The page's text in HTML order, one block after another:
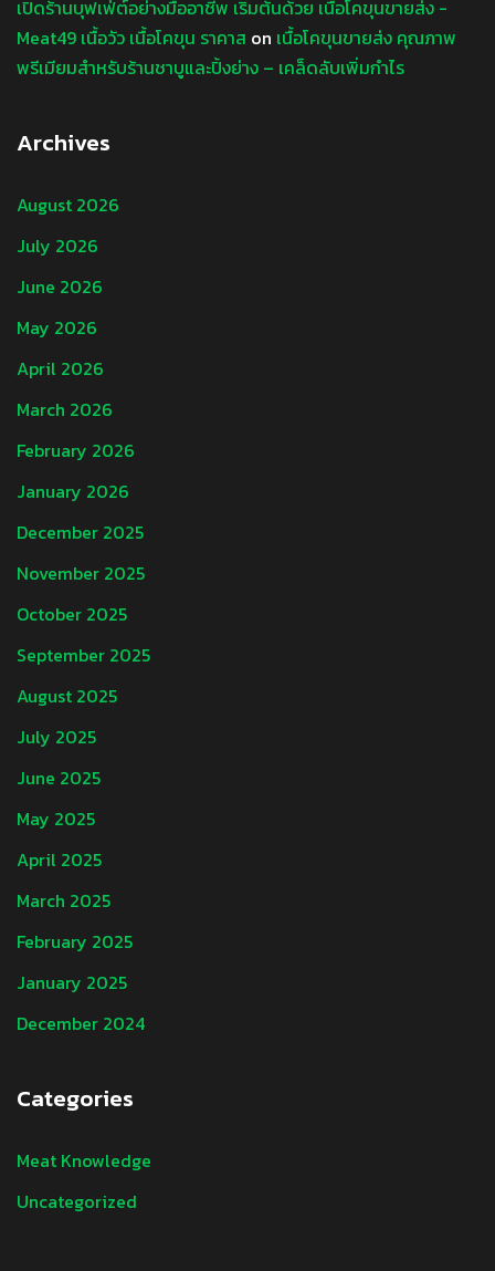
เปิดร้านบุฟเฟ่ต์อย่างมืออาชีพ เริ่มต้นด้วย เนื้อโคขุนขายส่ง -
Meat49 เนื้อวัว เนื้อโคขุน ราคาส on เนื้อโคขุนขายส่ง คุณภาพ
พรีเมียมสำหรับร้านชาบูและปิ้งย่าง – เคล็ดลับเพิ่มกำไร
Archives
August 2026
July 2026
June 2026
May 2026
April 2026
March 2026
February 2026
January 2026
December 2025
November 2025
October 2025
September 2025
August 2025
July 2025
June 2025
May 2025
April 2025
March 2025
February 2025
January 2025
December 2024
Categories
Meat Knowledge
Uncategorized